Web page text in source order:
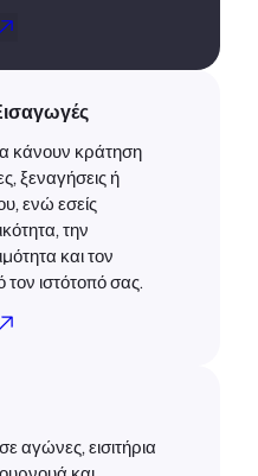
κάνουν κράτηση
ξεναγήσεις ή
ενώ εσείς
την
και τον
ιστότοπό σας.
αγώνες, εισιτήρια